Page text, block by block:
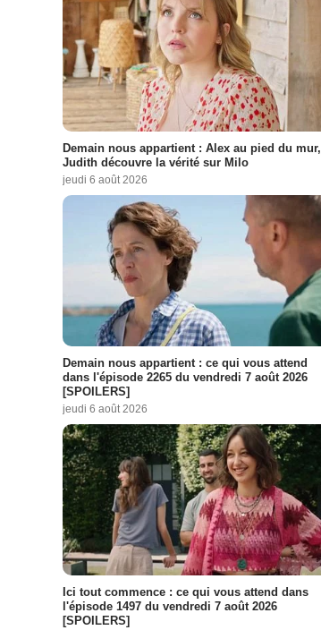
Demain nous appartient : Alex au pied du mur,
Judith découvre la vérité sur Milo
jeudi 6 août 2026
Demain nous appartient : ce qui vous attend
dans l'épisode 2265 du vendredi 7 août 2026
[SPOILERS]
jeudi 6 août 2026
Ici tout commence : ce qui vous attend dans
l'épisode 1497 du vendredi 7 août 2026
[SPOILERS]